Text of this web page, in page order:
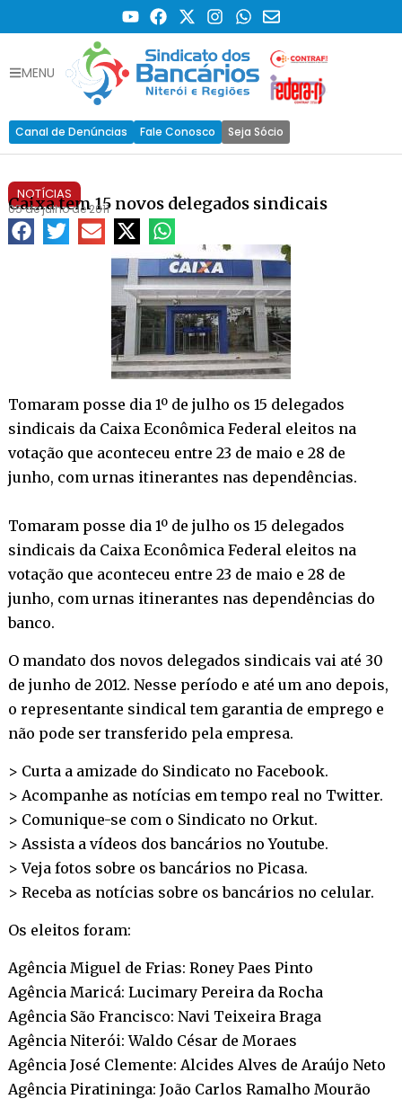
MENU
Canal de Denúncias Fale Conosco Seja Sócio
NOTÍCIAS
Caixa tem 15 novos delegados sindicais
05 de julho de 2011
Tomaram posse dia 1º de julho os 15 delegados
sindicais da Caixa Econômica Federal eleitos na
votação que aconteceu entre 23 de maio e 28 de
junho, com urnas itinerantes nas dependências.
Tomaram posse dia 1º de julho os 15 delegados
sindicais da Caixa Econômica Federal eleitos na
votação que aconteceu entre 23 de maio e 28 de
junho, com urnas itinerantes nas dependências do
banco.
O mandato dos novos delegados sindicais vai até 30
de junho de 2012. Nesse período e até um ano depois,
o representante sindical tem garantia de emprego e
não pode ser transferido pela empresa.
> Curta a amizade do Sindicato no Facebook.
> Acompanhe as notícias em tempo real no Twitter.
> Comunique-se com o Sindicato no Orkut.
> Assista a vídeos dos bancários noYoutube.
> Veja fotos sobre os bancários no Picasa.
> Receba as notícias sobre os bancários no celular.
Os eleitos foram:
Agência Miguel de Frias: Roney Paes Pinto
Agência Maricá: Lucimary Pereira da Rocha
Agência São Francisco: Navi Teixeira Braga
Agência Niterói: Waldo César de Moraes
Agência José Clemente: Alcides Alves de Araújo Neto
Agência Piratininga: João Carlos Ramalho Mourão